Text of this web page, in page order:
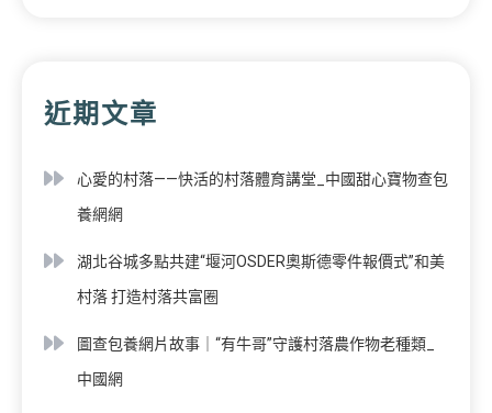
近期文章
心愛的村落——快活的村落體育講堂_中國甜心寶物查包
養網網
湖北谷城多點共建“堰河OSDER奧斯德零件報價式”和美
村落 打造村落共富圈
圖查包養網片故事｜“有牛哥”守護村落農作物老種類_
中國網